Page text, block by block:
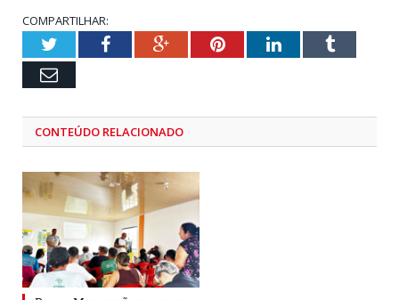
COMPARTILHAR:
TwitterFacebookGoogle+PinterestLinkedInTumblr
Email
CONTEÚDO RELACIONADO